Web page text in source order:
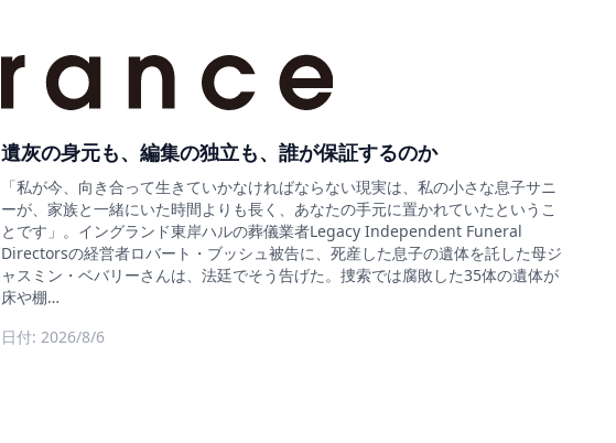
遺灰の身元も、編集の独立も、誰が保証するのか
「私が今、向き合って生きていかなければならない現実は、私の小さな息子サニ
ーが、家族と一緒にいた時間よりも長く、あなたの手元に置かれていたというこ
とです」。イングランド東岸ハルの葬儀業者Legacy Independent Funeral
Directorsの経営者ロバート・ブッシュ被告に、死産した息子の遺体を託した母ジ
ャスミン・ベバリーさんは、法廷でそう告げた。捜索では腐敗した35体の遺体が
床や棚…
日付: 2026/8/6